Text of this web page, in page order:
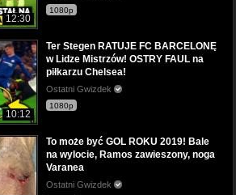
12:30
1080p
10:12
Ter Stegen RATUJE FC BARCELONĘ
w Lidze Mistrzów! OSTRY FAUL na
piłkarzu Chelsea!
Ostatni Gwizdek
1080p
To może być GOL ROKU 2019! Bale
na wylocie, Ramos zawieszony, noga
Varanea
Ostatni Gwizdek